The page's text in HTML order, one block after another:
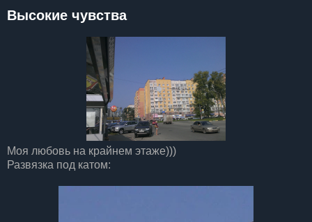
Высокие чувства
Моя любовь на крайнем этаже)))
Развязка под катом: